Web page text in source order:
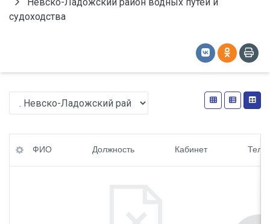
судоходства
ФИ
Ка
ФИО Должность Кабинет